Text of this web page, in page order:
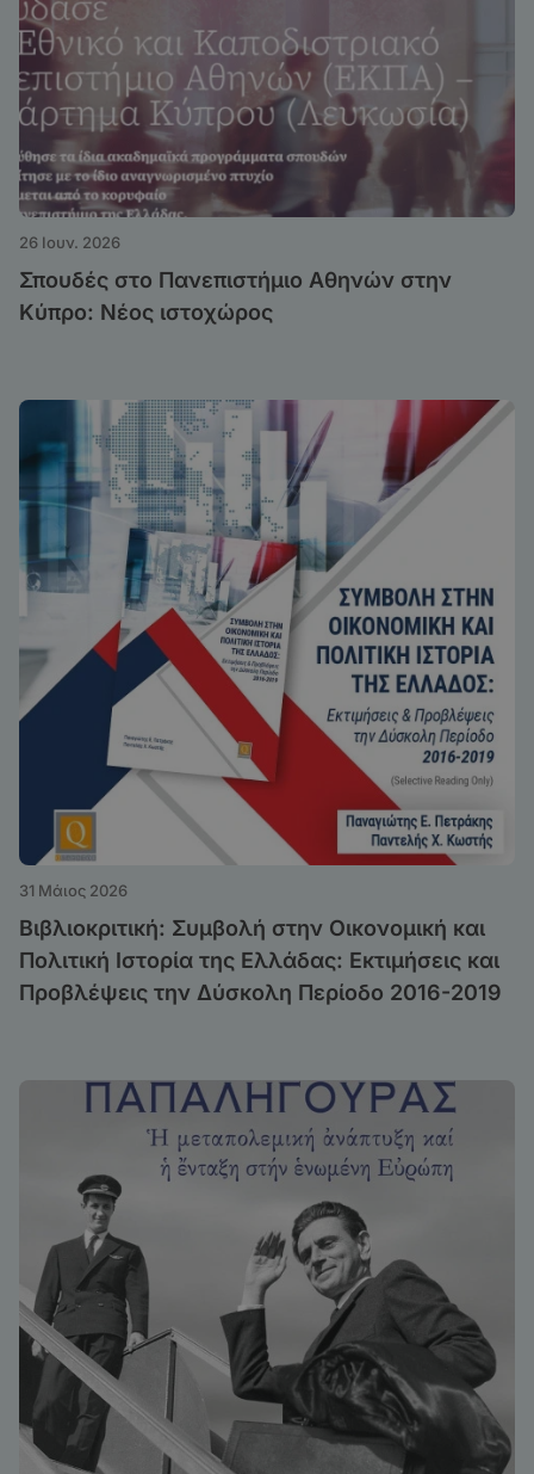
26 Ιουν. 2026
Σπουδές στο Πανεπιστήμιο Αθηνών στην
Κύπρο: Νέος ιστοχώρος
31 Μάιος 2026
Βιβλιοκριτική: Συμβολή στην Οικονομική και
Πολιτική Ιστορία της Ελλάδας: Εκτιμήσεις και
Προβλέψεις την Δύσκολη Περίοδο 2016-2019